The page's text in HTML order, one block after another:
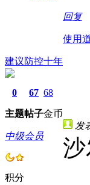
回复
使用
建议防控十年
0
主题
67
帖子
68
金币
中级会员
积分
发